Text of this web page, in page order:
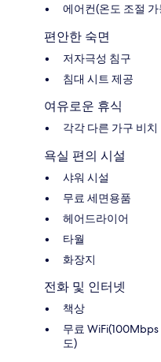
에어컨(온도 조절 가
편안한 숙면
저자극성 침구
침대 시트 제공
여유로운 휴식
각각 다른 가구 비치
욕실 편의 시설
샤워 시설
무료 세면용품
헤어드라이어
타월
화장지
전화 및 인터넷
책상
무료 WiFi(100Mbps
도)